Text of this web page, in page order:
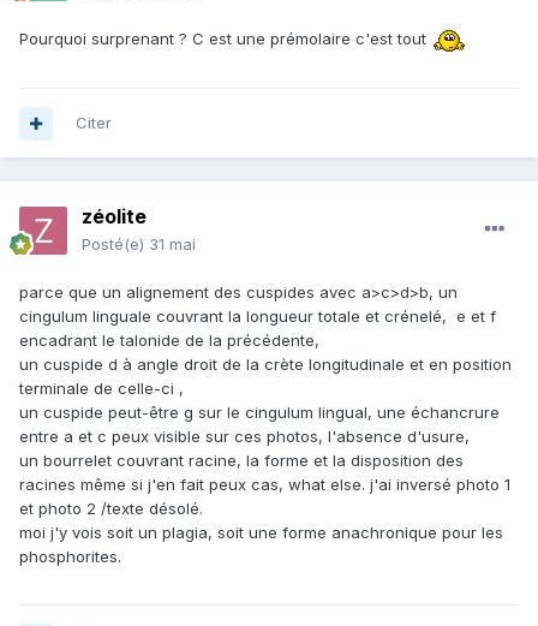
Pourquoi surprenant ? C est une prémolaire c'est tout
Citer
zéolite
Posté(e) 31 mai
parce que un alignement des cuspides avec a>c>d>b, un
cingulum linguale couvrant la longueur totale et crénelé, e et f
encadrant le talonide de la précédente,
un cuspide d à angle droit de la crète longitudinale et en position
terminale de celle-ci ,
un cuspide peut-être g sur le cingulum lingual, une échancrure
entre a et c peux visible sur ces photos, l'absence d'usure,
un bourrelet couvrant racine, la forme et la disposition des
racines même si j'en fait peux cas, what else. j'ai inversé photo 1
et photo 2 /texte désolé.
moi j'y vois soit un plagia, soit une forme anachronique pour les
phosphorites.